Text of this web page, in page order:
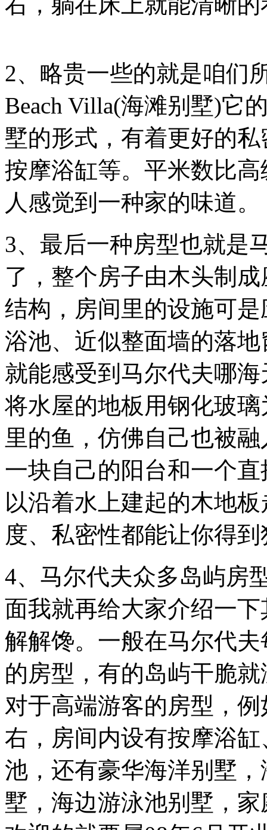
2、略贵一些的就是咱们
Beach Villa(海滩别墅)它
墅的形式，有着更好的
按摩浴缸等。平米数比
人感觉到一种家的味
3、最后一种房型也就是
了，整个房子由木头制
结构，房间里的设施可
浴池、近似整面墙的落
就能感受到马尔代夫哪
将水屋的地板用钢化玻
里的鱼，仿佛自己也被
一块自己的阳台和一个
以沿着水上建起的木地
度、私密性都能让你
4、马尔代夫众多岛屿房
面我就再给大家介绍一
解解馋。一般在马尔代
的房型，有的岛屿干脆
对于高端游客的房型，
右，房间内设有按摩浴
池，还有豪华海洋别墅
墅，海边游泳池别墅，